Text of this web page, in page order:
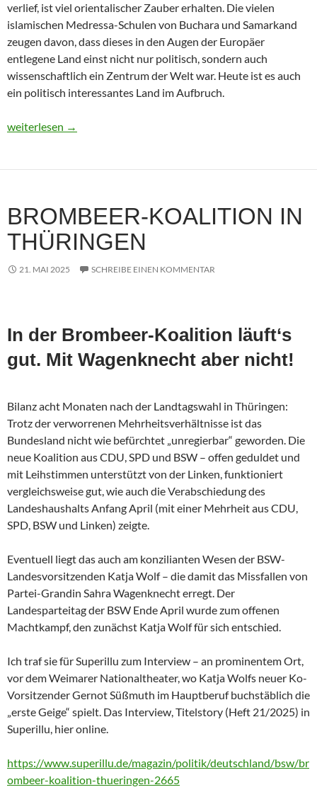
verlief, ist viel orientalischer Zauber erhalten. Die vielen
islamischen Medressa-Schulen von Buchara und Samarkand
zeugen davon, dass dieses in den Augen der Europäer
entlegene Land einst nicht nur politisch, sondern auch
wissenschaftlich ein Zentrum der Welt war. Heute ist es auch
ein politisch interessantes Land im Aufbruch.
Usbekistan 2025: Unterwegs in einem Land im Aufbruch
weiterlesen →
BROMBEER-KOALITION IN
THÜRINGEN
21. MAI 2025 SCHREIBE EINEN KOMMENTAR
In der Brombeer-Koalition läuft‘s
gut. Mit Wagenknecht aber nicht!
Bilanz acht Monaten nach der Landtagswahl in Thüringen:
Trotz der verworrenen Mehrheitsverhältnisse ist das
Bundesland nicht wie befürchtet „unregierbar“ geworden. Die
neue Koalition aus CDU, SPD und BSW – offen geduldet und
mit Leihstimmen unterstützt von der Linken, funktioniert
vergleichsweise gut, wie auch die Verabschiedung des
Landeshaushalts Anfang April (mit einer Mehrheit aus CDU,
SPD, BSW und Linken) zeigte.
Eventuell liegt das auch am konzilianten Wesen der BSW-
Landesvorsitzenden Katja Wolf – die damit das Missfallen von
Partei-Grandin Sahra Wagenknecht erregt. Der
Landesparteitag der BSW Ende April wurde zum offenen
Machtkampf, den zunächst Katja Wolf für sich entschied.
Ich traf sie für Superillu zum Interview – an prominentem Ort,
vor dem Weimarer Nationaltheater, wo Katja Wolfs neuer Ko-
Vorsitzender Gernot Süßmuth im Hauptberuf buchstäblich die
„erste Geige“ spielt. Das Interview, Titelstory (Heft 21/2025) in
Superillu, hier online.
https://www.superillu.de/magazin/politik/deutschland/bsw/br
ombeer-koalition-thueringen-2665